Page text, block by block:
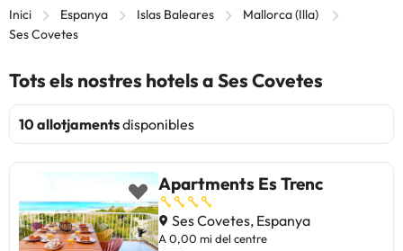
Inici Espanya Islas Baleares
Mallorca (Illa)
Ses Covetes
Tots els nostres hotels a Ses Covetes
10 allotjamentsdisponibles
Apartments Es Trenc
Ses Covetes, Espanya
A 0,00 mi del centre